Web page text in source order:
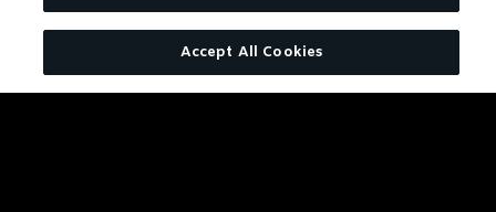
JACK APPLE SPRITZ
Accept All Cookies